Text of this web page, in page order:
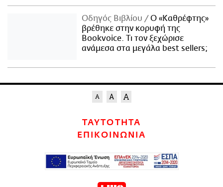
Οδηγός Βιβλίου
Ο «Καθρέφτης»
βρέθηκε στην κορυφή της
Bookvoice. Τι τον ξεχώρισε
ανάμεσα στα μεγάλα best sellers;
ΤΑΥΤΟΤΗΤΑ
ΕΠΙΚΟΙΝΩΝΙΑ